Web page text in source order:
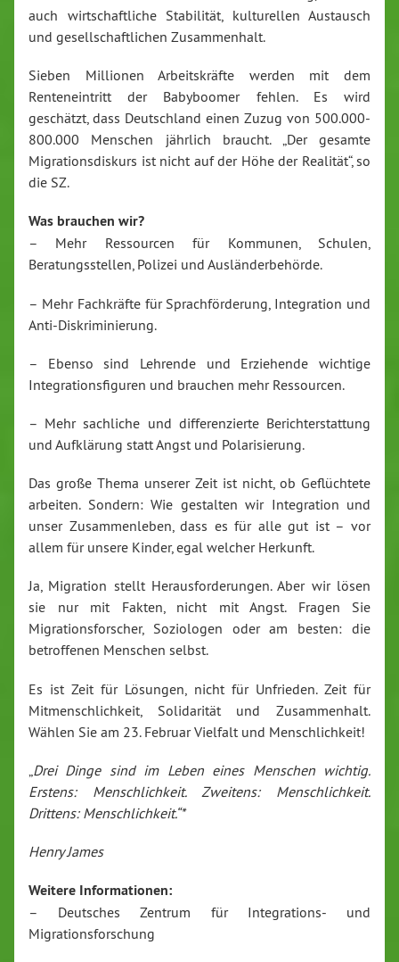
auch wirtschaftliche Stabilität, kulturellen Austausch
und gesellschaftlichen Zusammenhalt.
Sieben Millionen Arbeitskräfte werden mit dem
Renteneintritt der Babyboomer fehlen. Es wird
geschätzt, dass Deutschland einen Zuzug von 500.000-
800.000 Menschen jährlich braucht. „Der gesamte
Migrationsdiskurs ist nicht auf der Höhe der Realität“, so
die SZ.
Was brauchen wir?
– Mehr Ressourcen für Kommunen, Schulen,
Beratungsstellen, Polizei und Ausländerbehörde.
– Mehr Fachkräfte für Sprachförderung, Integration und
Anti-Diskriminierung.
– Ebenso sind Lehrende und Erziehende wichtige
Integrationsfiguren und brauchen mehr Ressourcen.
– Mehr sachliche und differenzierte Berichterstattung
und Aufklärung statt Angst und Polarisierung.
Das große Thema unserer Zeit ist nicht, ob Geflüchtete
arbeiten. Sondern: Wie gestalten wir Integration und
unser Zusammenleben, dass es für alle gut ist – vor
allem für unsere Kinder, egal welcher Herkunft.
Ja, Migration stellt Herausforderungen. Aber wir lösen
sie nur mit Fakten, nicht mit Angst. Fragen Sie
Migrationsforscher, Soziologen oder am besten: die
betroffenen Menschen selbst.
Es ist Zeit für Lösungen, nicht für Unfrieden. Zeit für
Mitmenschlichkeit, Solidarität und Zusammenhalt.
Wählen Sie am 23. Februar Vielfalt und Menschlichkeit!
Drei Dinge sind im Leben eines Menschen wichtig.
Erstens: Menschlichkeit. Zweitens: Menschlichkeit.
Drittens: Menschlichkeit.“*
Henry James
Weitere Informationen:
– Deutsches Zentrum für Integrations- und
Migrationsforschung